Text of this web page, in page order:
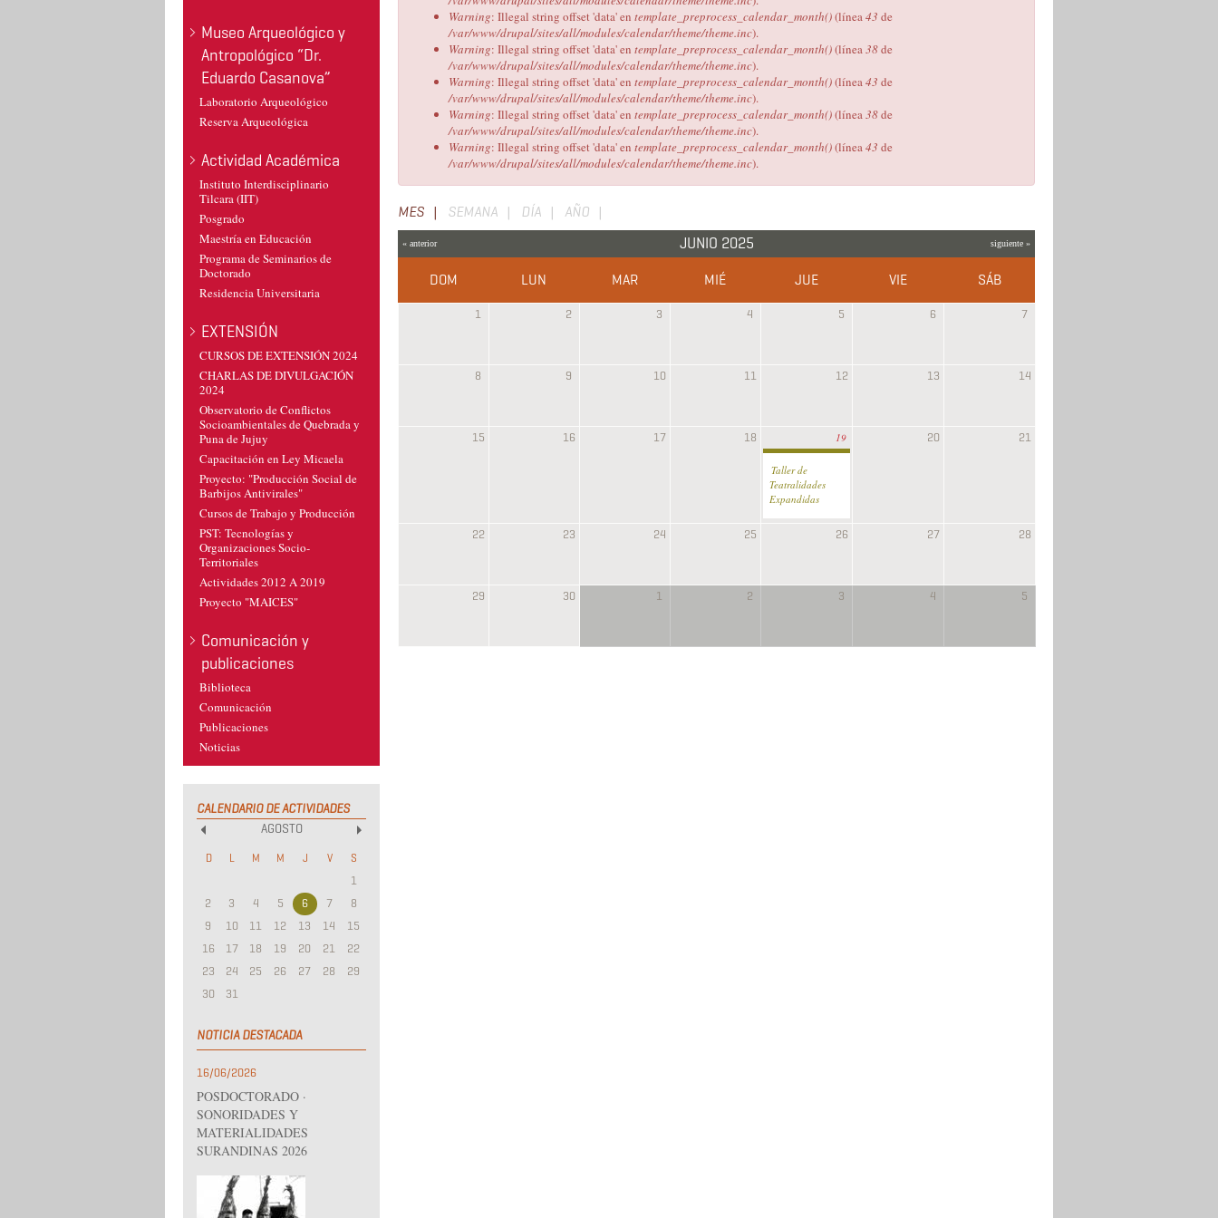
Museo Arqueológico y
Antropológico “Dr.
Eduardo Casanova”
Laboratorio Arqueológico
Reserva Arqueológica
Actividad Académica
Instituto Interdisciplinario
Tilcara (IIT)
Posgrado
Maestría en Educación
Programa de Seminarios de
Doctorado
Residencia Universitaria
EXTENSIÓN
CURSOS DE EXTENSIÓN 2024
CHARLAS DE DIVULGACIÓN
2024
Observatorio de Conflictos
Socioambientales de Quebrada y
Puna de Jujuy
Capacitación en Ley Micaela
Proyecto: "Producción Social de
Barbijos Antivirales"
Cursos de Trabajo y Producción
PST: Tecnologías y
Organizaciones Socio-
Territoriales
Actividades 2012 A 2019
Proyecto "MAICES"
Comunicación y
publicaciones
Biblioteca
Comunicación
Publicaciones
Noticias
CALENDARIO DE ACTIVIDADES
AGOSTO
D L M M J V S
1
2
3 4 5 6 7
8
9
10 11 12 13 14
15
16
17 18 19 20 21
22
23
24 25 26 27 28
29
30
31
NOTICIA DESTACADA
16/06/2026
POSDOCTORADO ·
SONORIDADES Y
MATERIALIDADES
SURANDINAS 2026
Warning: Illegal string offset 'data' en template_preprocess_calendar_month()(línea43 de
/var/www/drupal/sites/all/modules/calendar/theme/theme.inc).
Warning: Illegal string offset 'data' en template_preprocess_calendar_month()(línea38de
/var/www/drupal/sites/all/modules/calendar/theme/theme.inc).
Warning: Illegal string offset 'data' en template_preprocess_calendar_month()(línea43 de
/var/www/drupal/sites/all/modules/calendar/theme/theme.inc).
Warning: Illegal string offset 'data' en template_preprocess_calendar_month()(línea38de
/var/www/drupal/sites/all/modules/calendar/theme/theme.inc).
Warning: Illegal string offset 'data' en template_preprocess_calendar_month()(línea43 de
/var/www/drupal/sites/all/modules/calendar/theme/theme.inc).
Solapas
principales
MES (SOLAPA
ACTIVA)
SEMANA DÍA AÑO
JUNIO 2025
« anterior siguiente »
DOM LUN MAR MIÉ JUE VIE SÁB
1 2 3 4 5 6 7
8 9 10 11 12 13 14
15 16 17 18 19 20 21
Taller de
Teatralidades
Expandidas
22 23 24 25 26 27 28
29 30 1 2 3 4 5